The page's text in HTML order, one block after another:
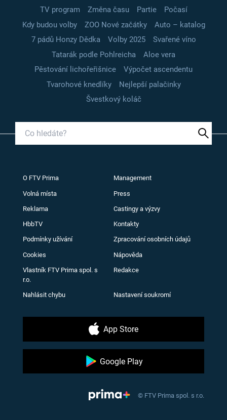
TV program
Změna času Partie
Počasí
Kdy budou volby
ZOO Nové začátky
Auto – katalog
7 pádů Honzy Dědka
Volby 2025
Svařené víno
Tatarák podle Pohlreicha
Aloe vera
Pěstování lichořeřišnice
Výpočet ascendentu
Tvarohové knedlíky
Nejlepší palačinky
Švestkový koláč
O FTV Prima Management
Volná místa Press
Reklama Castingy a výzvy
HbbTV Kontakty
Podmínky užívání Zpracování osobních údajů
Cookies Nápověda
Vlastník FTV Prima spol. s
r.o.
Redakce
Nahlásit chybu Nastavení soukromí
App Store
Google Play
© FTV Prima spol. s r.o.